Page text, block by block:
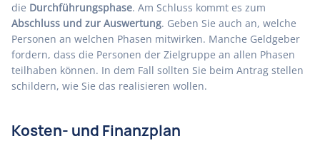
die Durchführungsphase. Am Schluss kommt es zum
Abschluss und zur Auswertung. Geben Sie auch an, welche
Personen an welchen Phasen mitwirken. Manche Geldgeber
fordern, dass die Personen der Zielgruppe an allen Phasen
teilhaben können. In dem Fall sollten Sie beim Antrag stellen
schildern, wie Sie das realisieren wollen.
Kosten- und Finanzplan